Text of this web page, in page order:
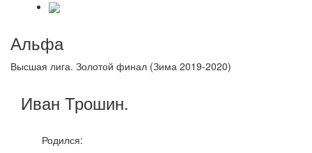
Альфа
Высшая лига. Золотой финал (Зима 2019-2020)
Иван Трошин.
Родился: